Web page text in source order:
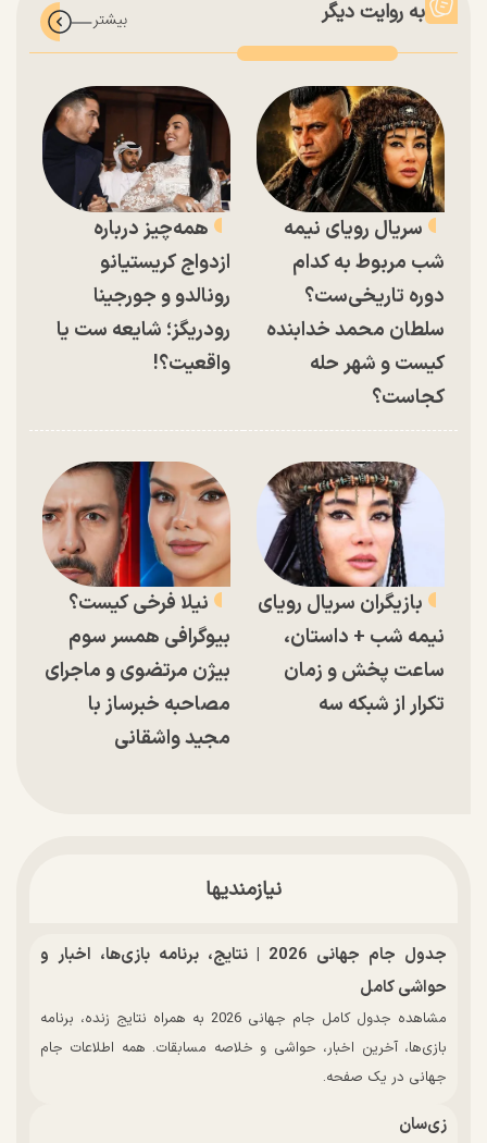
به روایت دیگر
سریال رویای نیمه
شب مربوط به کدام
دوره تاریخی‌ست؟
سلطان محمد خدابنده
کیست و شهر حله
کجاست؟
همه‌چیز درباره
ازدواج کریستیانو
رونالدو و جورجینا
رودریگز؛ شایعه ست یا
واقعیت؟!
بازیگران سریال رویای
نیمه شب + داستان،
ساعت پخش و زمان
تکرار از شبکه سه
نیلا فرخی کیست؟
بیوگرافی همسر سوم
بیژن مرتضوی و ماجرای
مصاحبه خبرساز با
مجید واشقانی
نیازمندیها
جدول جام جهانی 2026 | نتایج، برنامه بازی‌ها، اخبار و
حواشی کامل
مشاهده جدول کامل جام جهانی 2026 به همراه نتایج زنده، برنامه
بازی‌ها، آخرین اخبار، حواشی و خلاصه مسابقات. همه اطلاعات جام
جهانی در یک صفحه.
زی‌سان